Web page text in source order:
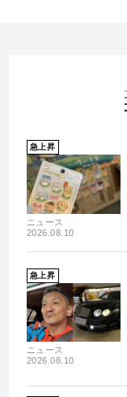
急上昇
ニュース
2026.08.10
急上昇
ニュース
2026.08.10